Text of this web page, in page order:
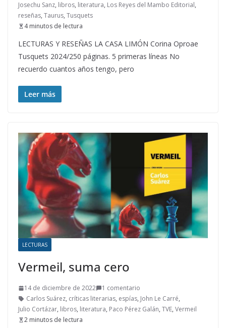
Josechu Sanz, libros, literatura, Los Reyes del Mambo Editorial,
reseñas, Taurus, Tusquets
4 minutos de lectura
LECTURAS Y RESEÑAS LA CASA LIMÓN Corina Oproae
Tusquets 2024/250 páginas. 5 primeras líneas No
recuerdo cuantos años tengo, pero
Leer más
LECTURAS
Vermeil, suma cero
14 de diciembre de 2022
1 comentario
Carlos Suárez, críticas literarias, espías, John Le Carré,
Julio Cortázar, libros, literatura, Paco Pérez Galán, TVE, Vermeil
2 minutos de lectura